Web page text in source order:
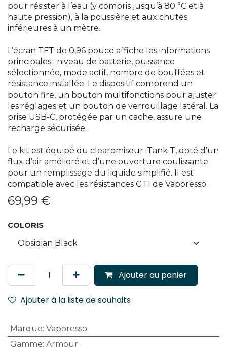
pour résister à l’eau (y compris jusqu’à 80 °C et à
haute pression), à la poussière et aux chutes
inférieures à un mètre.
L’écran TFT de 0,96 pouce affiche les informations
principales : niveau de batterie, puissance
sélectionnée, mode actif, nombre de bouffées et
résistance installée. Le dispositif comprend un
bouton fire, un bouton multifonctions pour ajuster
les réglages et un bouton de verrouillage latéral. La
prise USB-C, protégée par un cache, assure une
recharge sécurisée.
Le kit est équipé du clearomiseur iTank T, doté d’un
flux d’air amélioré et d’une ouverture coulissante
pour un remplissage du liquide simplifié. Il est
compatible avec les résistances GTI de Vaporesso.
69,99 €
COLORIS
Ajouter au panier
Ajouter à la liste de souhaits
Marque: Vaporesso
Gamme: Armour